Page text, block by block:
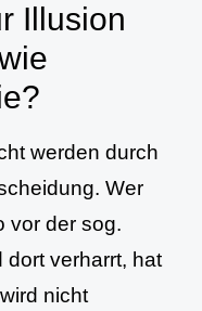
Illusion
werden durch
Wer
vor der sog.
dort verharrt, hat
nicht